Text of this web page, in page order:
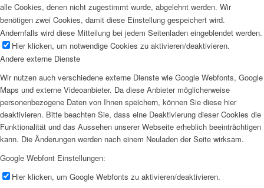
alle Cookies, denen nicht zugestimmt wurde, abgelehnt werden. Wir
benötigen zwei Cookies, damit diese Einstellung gespeichert wird.
Andernfalls wird diese Mitteilung bei jedem Seitenladen eingeblendet werden.
Hier klicken, um notwendige Cookies zu aktivieren/deaktivieren.
Andere externe Dienste
Wir nutzen auch verschiedene externe Dienste wie Google Webfonts, Google
Maps und externe Videoanbieter. Da diese Anbieter möglicherweise
personenbezogene Daten von Ihnen speichern, können Sie diese hier
deaktivieren. Bitte beachten Sie, dass eine Deaktivierung dieser Cookies die
Funktionalität und das Aussehen unserer Webseite erheblich beeinträchtigen
kann. Die Änderungen werden nach einem Neuladen der Seite wirksam.
Google Webfont Einstellungen:
Hier klicken, um Google Webfonts zu aktivieren/deaktivieren.